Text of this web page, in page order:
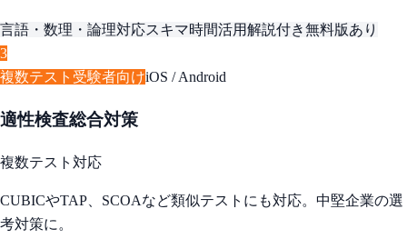
言語・数理・論理対応スキマ時間活用解説付き無料版あり
3
複数テスト受験者向けiOS / Android
適性検査総合対策
複数テスト対応
CUBICやTAP、SCOAなど類似テストにも対応。中堅企業の選
考対策に。